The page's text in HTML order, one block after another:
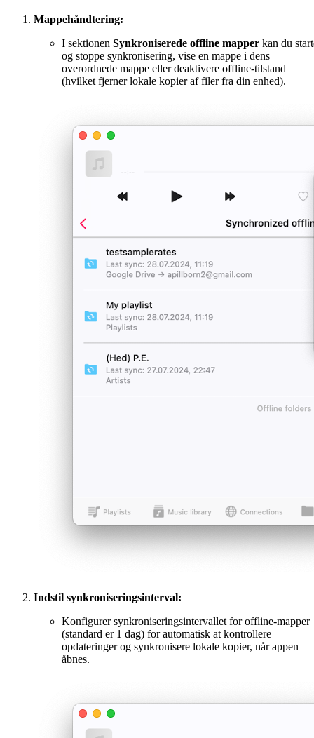
Mappehåndtering:
I sektionen Synkroniserede offline mapper kan du
og stoppe synkronisering, vise en mappe i dens
overordnede mappe eller deaktivere offline-tilstand
(hvilket fjerner lokale kopier af filer fra din enhed).
Indstil synkroniseringsinterval:
Konfigurer synkroniseringsintervallet for offline-mapper
(standard er 1 dag) for automatisk at kontrollere
opdateringer og synkronisere lokale kopier, når appen
åbnes.